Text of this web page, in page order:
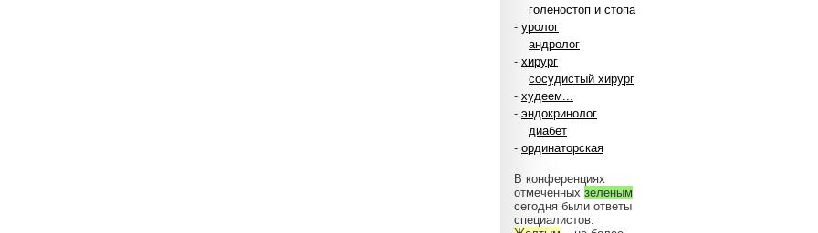
голеностоп и стопа
- уролог
андролог
- хирург
сосудистый хирург
- худеем...
- эндокринолог
диабет
- ординаторская
В конференциях
отмеченных зеленым
сегодня были ответы
специалистов.